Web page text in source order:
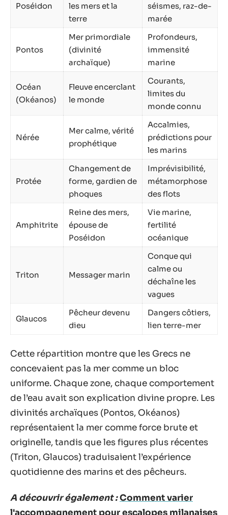
Poséidon
les mers et la
terre
séismes, raz-de-
marée
Pontos
Mer primordiale
(divinité
archaïque)
Profondeurs,
immensité
marine
Océan
(Okéanos)
Fleuve encerclant
le monde
Courants,
limites du
monde connu
Nérée
Mer calme, vérité
prophétique
Accalmies,
prédictions pour
les marins
Protée
Changement de
forme, gardien de
phoques
Imprévisibilité,
métamorphose
des flots
Amphitrite
Reine des mers,
épouse de
Poséidon
Vie marine,
fertilité
océanique
Triton Messager marin
Conque qui
calme ou
déchaîne les
vagues
Glaucos
Pêcheur devenu
dieu
Dangers côtiers,
lien terre-mer
Cette répartition montre que les Grecs ne
concevaient pas la mer comme un bloc
uniforme. Chaque zone, chaque comportement
de l’eau avait son explication divine propre. Les
divinités archaïques (Pontos, Okéanos)
représentaient la mer comme force brute et
originelle, tandis que les figures plus récentes
(Triton, Glaucos) traduisaient l’expérience
quotidienne des marins et des pêcheurs.
A découvrir également :Comment varier
l'accompagnement pour escalopes milanaises